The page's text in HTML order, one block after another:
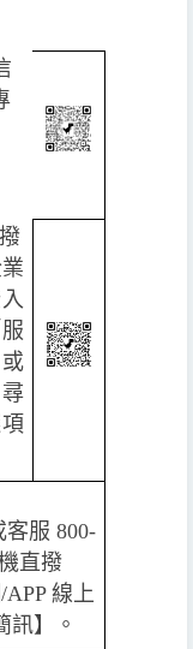
客服 800-
直撥
線上
訊】。